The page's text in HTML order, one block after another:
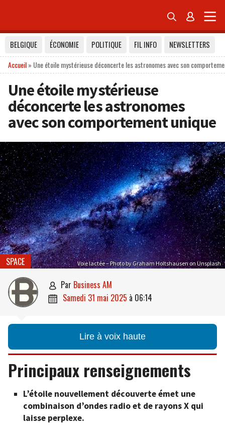
 
BELGIQUE ÉCONOMIE POLITIQUE FIL INFO
NEWSLETTERS
Accueil» Une étoile mystérieuse déconcerte les astronomes avec son
Une étoile mystérieuse
déconcerte les astronomes
avec son comportement unique
Voie lactée – Photo by Graham Holtshausen on Unsplash
SPACE
 par Business AM
 samedi 31 mai 2025 à 06:14
Lire à voix haute
Principaux renseignements
L’étoile nouvellement découverte émet une
combinaison d’ondes radio et de rayons X qui
laisse perplexe.